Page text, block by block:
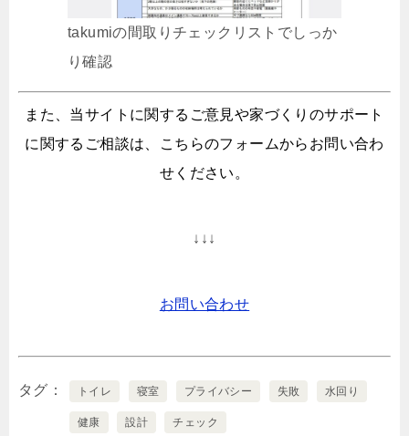
takumiの間取りチェックリストでしっか
り確認
また、当サイトに関するご意見や家づくりのサポート
に関するご相談は、こちらのフォームからお問い合わ
せください。
↓↓↓
お問い合わせ
タグ トイレ 寝室 プライバシー 失敗 水回り
健康 設計 チェック